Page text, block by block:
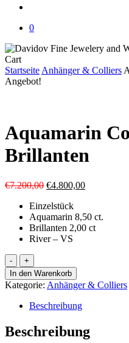
0
CartClose
Cart
Startseite Anhänger & Colliers
Angebot!
Aquamarin
Brillanten
€7.200,00 Ursprünglicher
war:
€7.200,00
€4.800,00Aktueller
€4.800,00.
Einzelstück
Aquamarin 8,50 ct.
Brillanten 2,00 ct
River – VS
Aquamarin
Collier
mit
Brillanten
Menge
In den Warenkorb
Kategorie: Anhänger & Colliers
Beschreibung
Beschreibung